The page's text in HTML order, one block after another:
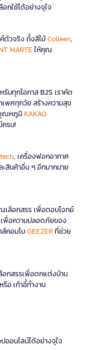
กใช้ได้อย่างจุใจ
ตัวจริง ทั้งสีไม้Colleen,
MARTEให้คุณ
ทุกโอกาส B2S เราคัด
เพศทุกวัย สร้างความสุข
อุณหภูมิKAKAO
ครบ!
, เครื่องฟอกอากาศ
ะสินค้าอื่น ๆ อีกมากมาย
ลือกสรร เพื่อตอบโจทย์
เพื่อความปลอดภัยของ
ส์คอมโบGEEZERที่ช่วย
กสรรเพื่อตกแต่งบ้าน
หรือ เก้าอี้ทำงาน
ออนไลน์ได้อย่างจุใจ